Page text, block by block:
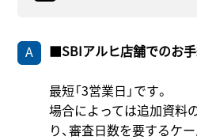
■SBIアルヒ店舗でのお
最短「3営業日」です。
場合によっては追加資料
り、審査日数を要するケ